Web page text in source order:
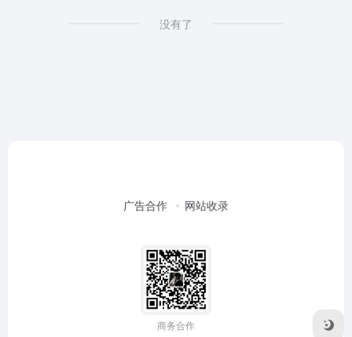
没有了
广告合作 网站收录
商务合作